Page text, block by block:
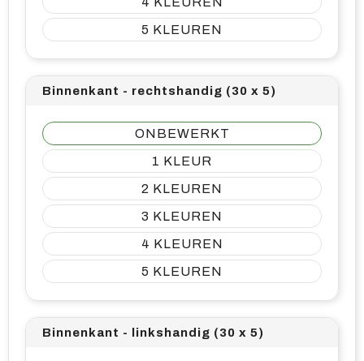
5
Binnenkant - rechtshandig (30 x 5)
ONBEWERKT
1
2
3
4
5
Binnenkant - linkshandig (30 x 5)